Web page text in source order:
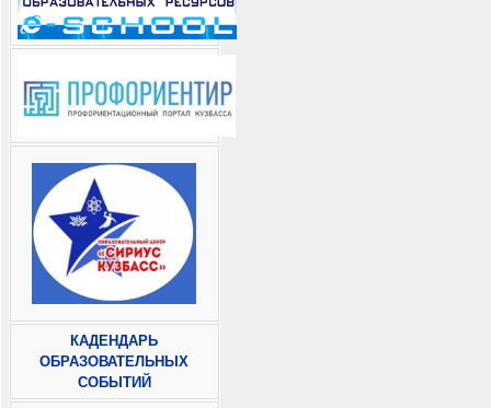
КАДЕНДАРЬ
ОБРАЗОВАТЕЛЬНЫХ
СОБЫТИЙ